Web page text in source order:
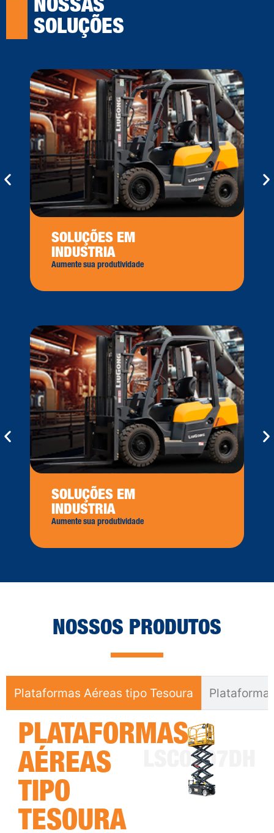
NOSSAS
SOLUÇÕES
SOLUÇÕES EM
INDUSTRIA
Aumente sua produtividade
SOLUÇÕES EM
INDUSTRIA
Aumente sua produtividade
NOSSOS PRODUTOS
Plataformas Aéreas tipo Tesoura
PLATAFORMAS
AÉREAS
TIPO
TESOURA